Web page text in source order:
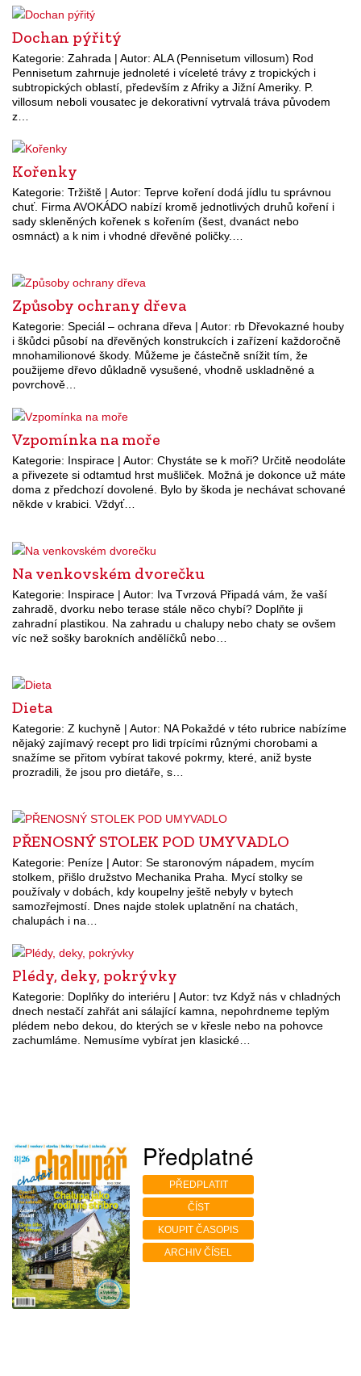
Dochan pýřitý
Kategorie: Zahrada | Autor: ALA (Pennisetum villosum) Rod
Pennisetum zahrnuje jednoleté i víceleté trávy z tropických i
subtropických oblastí, především z Afriky a Jižní Ameriky. P.
villosum neboli vousatec je dekorativní vytrvalá tráva původem
z…
Kořenky
Kategorie: Tržiště | Autor: Teprve koření dodá jídlu tu správnou
chuť. Firma AVOKÁDO nabízí kromě jednotlivých druhů koření i
sady skleněných kořenek s kořením (šest, dvanáct nebo
osmnáct) a k nim i vhodné dřevěné poličky.…
Způsoby ochrany dřeva
Kategorie: Speciál – ochrana dřeva | Autor: rb Dřevokazné houby
i škůdci působí na dřevěných konstrukcích i zařízení každoročně
mnohamilionové škody. Můžeme je částečně snížit tím, že
použijeme dřevo důkladně vysušené, vhodně uskladněné a
povrchově…
Vzpomínka na moře
Kategorie: Inspirace | Autor: Chystáte se k moři? Určitě neodoláte
a přivezete si odtamtud hrst mušliček. Možná je dokonce už máte
doma z předchozí dovolené. Bylo by škoda je nechávat schované
někde v krabici. Vždyť…
Na venkovském dvorečku
Kategorie: Inspirace | Autor: Iva Tvrzová Připadá vám, že vaší
zahradě, dvorku nebo terase stále něco chybí? Doplňte ji
zahradní plastikou. Na zahradu u chalupy nebo chaty se ovšem
víc než sošky barokních andělíčků nebo…
Dieta
Kategorie: Z kuchyně | Autor: NA Pokaždé v této rubrice nabízíme
nějaký zajímavý recept pro lidi trpícími různými chorobami a
snažíme se přitom vybírat takové pokrmy, které, aniž byste
prozradili, že jsou pro dietáře, s…
PŘENOSNÝ STOLEK POD UMYVADLO
Kategorie: Peníze | Autor: Se staronovým nápadem, mycím
stolkem, přišlo družstvo Mechanika Praha. Mycí stolky se
používaly v dobách, kdy koupelny ještě nebyly v bytech
samozřejmostí. Dnes najde stolek uplatnění na chatách,
chalupách i na…
Plédy, deky, pokrývky
Kategorie: Doplňky do interiéru | Autor: tvz Když nás v chladných
dnech nestačí zahřát ani sálající kamna, nepohrdneme teplým
plédem nebo dekou, do kterých se v křesle nebo na pohovce
zachumláme. Nemusíme vybírat jen klasické…
Předplatné
PŘEDPLATIT
ČÍST
KOUPIT ČASOPIS
ARCHIV ČÍSEL